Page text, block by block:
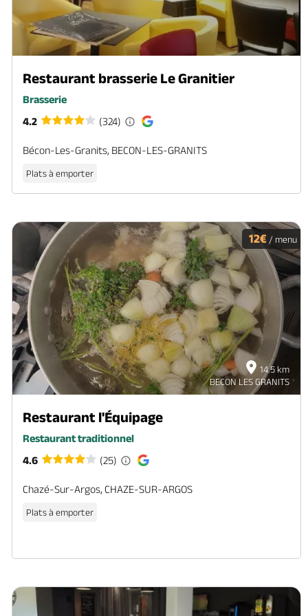
Restaurant brasserie Le Granitier
Brasserie
4.2
(324)
Bécon-Les-Granits, BECON-LES-GRANITS
Plats à emporter
14.5 km
BECON LES GRANITS
12€/ menu
Restaurant l'Équipage
Restaurant traditionnel
4.6
(25)
Chazé-Sur-Argos, CHAZE-SUR-ARGOS
Plats à emporter